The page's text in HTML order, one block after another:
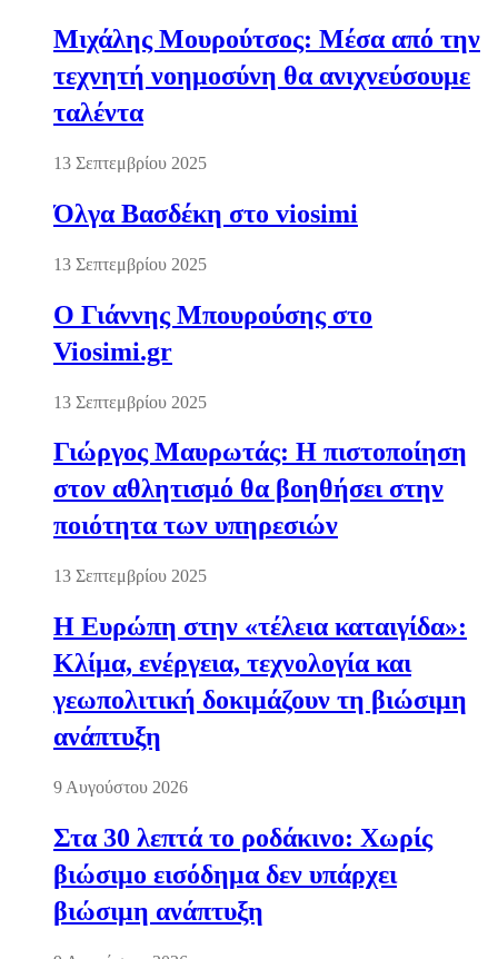
Μιχάλης Μουρούτσος: Μέσα από την
τεχνητή νοημοσύνη θα ανιχνεύσουμε
ταλέντα
13 Σεπτεμβρίου 2025
Όλγα Βασδέκη στο viosimi
13 Σεπτεμβρίου 2025
Ο Γιάννης Μπουρούσης στο
Viosimi.gr
13 Σεπτεμβρίου 2025
Γιώργος Μαυρωτάς: Η πιστοποίηση
στον αθλητισμό θα βοηθήσει στην
ποιότητα των υπηρεσιών
13 Σεπτεμβρίου 2025
Η Ευρώπη στην «τέλεια καταιγίδα»:
Κλίμα, ενέργεια, τεχνολογία και
γεωπολιτική δοκιμάζουν τη βιώσιμη
ανάπτυξη
9 Αυγούστου 2026
Στα 30 λεπτά το ροδάκινο: Χωρίς
βιώσιμο εισόδημα δεν υπάρχει
βιώσιμη ανάπτυξη